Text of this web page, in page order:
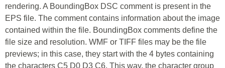
rendering. A BoundingBox DSC comment is present in the
EPS file. The comment contains information about the image
contained within the file. BoundingBox comments define the
file size and resolution. WMF or TIFF files may be the file
previews; in this case, they start with the 4 bytes containing
the characters C5 D0 D3 C6. This way, the character group